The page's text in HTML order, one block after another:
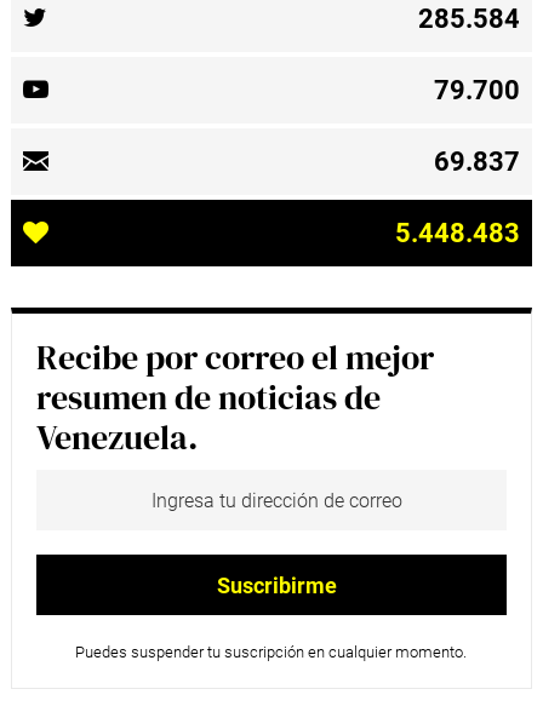
285.584
79.700
69.837
5.448.483
Recibe por correo el mejor
resumen de noticias de
Venezuela.
Puedes suspender tu suscripción en cualquier momento.